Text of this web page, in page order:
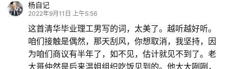
杨自记
2022年9月11日 上午5:56
这首清华毕业理工男写的词，太美了。越听越好听。
咱们接触是偶然，那天刮风，你想取消，我坚持，因
为咱们商议有半年了，如不见，估计就见不到了。老
大哥仲然是后来温姐组织吃饭见到的。他大大咧咧，